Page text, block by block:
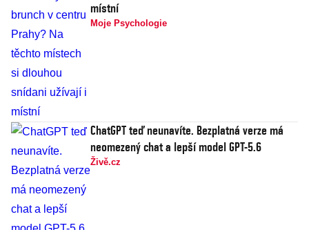
místní
Moje Psychologie
ChatGPT teď neunavíte. Bezplatná verze má
neomezený chat a lepší model GPT-5.6
Živě.cz